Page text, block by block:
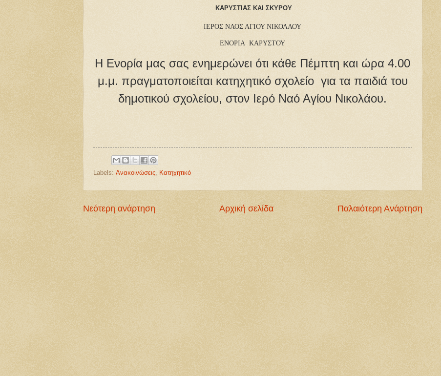
ΚΑΡΥΣΤΙΑΣ ΚΑΙ ΣΚΥΡΟΥ
ΙΕΡΟΣ ΝΑΟΣ ΑΓΙΟΥ ΝΙΚΟΛΑΟΥ
ΕΝΟΡΙΑ ΚΑΡΥΣΤΟΥ
Η Ενορία μας σας ενημερώνει ότι κάθε Πέμπτη και ώρα 4.00
μ.μ. πραγματοποιείται κατηχητικό σχολείο για τα παιδιά του
δημοτικού σχολείου, στον Ιερό Ναό Αγίου Νικολάου.
Labels: Ανακοινώσεις, Κατηχητικό
Νεότερη ανάρτηση Παλαιότερη Ανάρτηση
Αρχική σελίδα